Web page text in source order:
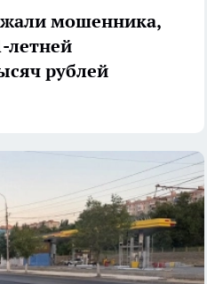
мошенника,
летней
рублей